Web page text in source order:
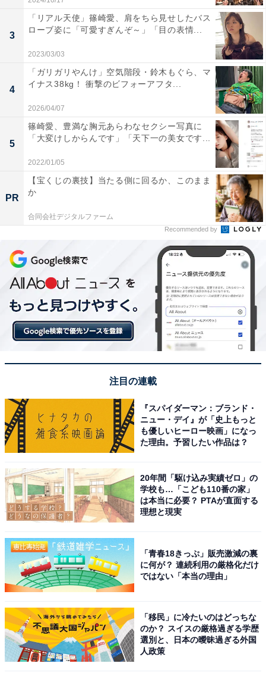
3
「リアル天使」篠崎愛、肩をちら見せしたバス
ローブ姿に「可愛すぎんぞ～」「目の表情...
2023/03/03
4
「ガリガリやんけ」空気階段・鈴木もぐら、マ
イナス38kg！ 衝撃のビフォーアフタ...
2026/04/07
5
篠崎愛、豊満な胸元あらわなセクシー写真に
「大変けしからんです」「天下一の美女です...
2022/01/05
PR
【宝くじの裏技】当たる側に回るか、このまま
か
合同会社デジタルファーム
Recommended by
注目の連載
『スパイダーマン：ブランド・
ニュー・デイ』が「史上もっと
も優しいヒーロー映画」になっ
た理由。予習したい作品は？
20年間「駆け込み実績ゼロ」の
学校も…「こども110番の家」
は本当に必要？ PTAが直面する
理想と現実
「青春18きっぷ」販売激減の裏
に何が？ 連続利用の厳格化だけ
ではない「本当の理由」
「移民」に冷たいのはどっちな
のか？ スイスの厳格過ぎる学歴
選別と、日本の曖昧過ぎる外国
人政策